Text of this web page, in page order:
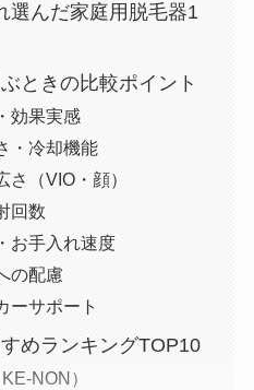
選んだ家庭用脱毛器1
ときの比較ポイント
効果実感
・冷却機能
さ（VIO・顔）
回数
お手入れ速度
の配慮
ーサポート
めランキングTOP10
NON）